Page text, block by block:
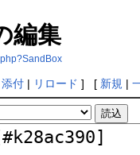
編集
添付| リロード ] [ 新規 |